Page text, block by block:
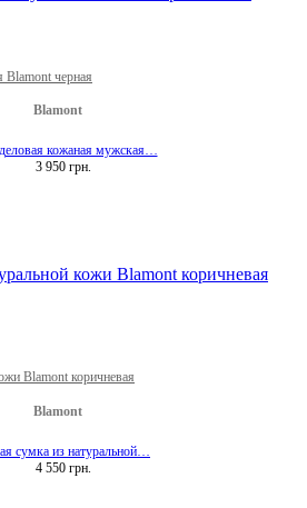
черная
Blamont
кожаная мужская…
3 950 грн.
Blamont коричневая
Blamont
сумка из натуральной…
4 550 грн.